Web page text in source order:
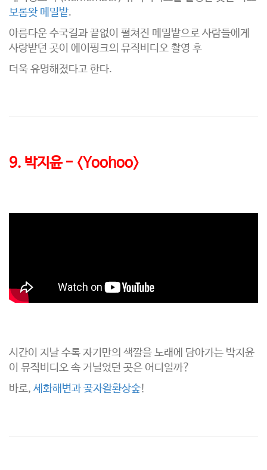
보롬왓 메밀밭.
아름다운 수국길과 끝없이 펼쳐진 메밀밭으로 사람들에게
사랑받던 곳이 에이핑크의 뮤직비디오 촬영 후
더욱 유명해졌다고 한다.
9. 박지윤 - <Yoohoo>
시간이 지날 수록 자기만의 색깔을 노래에 담아가는 박지윤
이 뮤직비디오 속 거닐었던 곳은 어디일까?
바로, 세화해변과 곶자왈환상숲!